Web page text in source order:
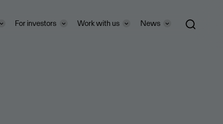
For investors Work with us News